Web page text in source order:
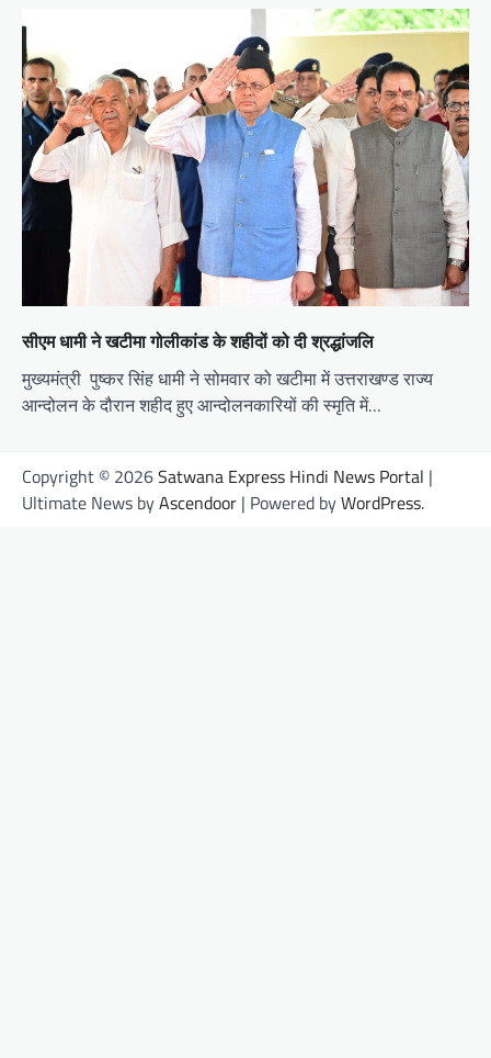
सीएम धामी ने खटीमा गोलीकांड के शहीदों को दी श्रद्धांजलि
मुख्यमंत्री पुष्कर सिंह धामी ने सोमवार को खटीमा में उत्तराखण्ड राज्य
आन्दोलन के दौरान शहीद हुए आन्दोलनकारियों की स्मृति में…
Copyright © 2026Satwana Express Hindi News Portal |
Ultimate News byAscendoor | Powered byWordPress.